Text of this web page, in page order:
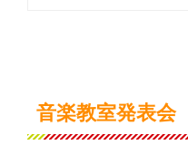
音楽教室発表会